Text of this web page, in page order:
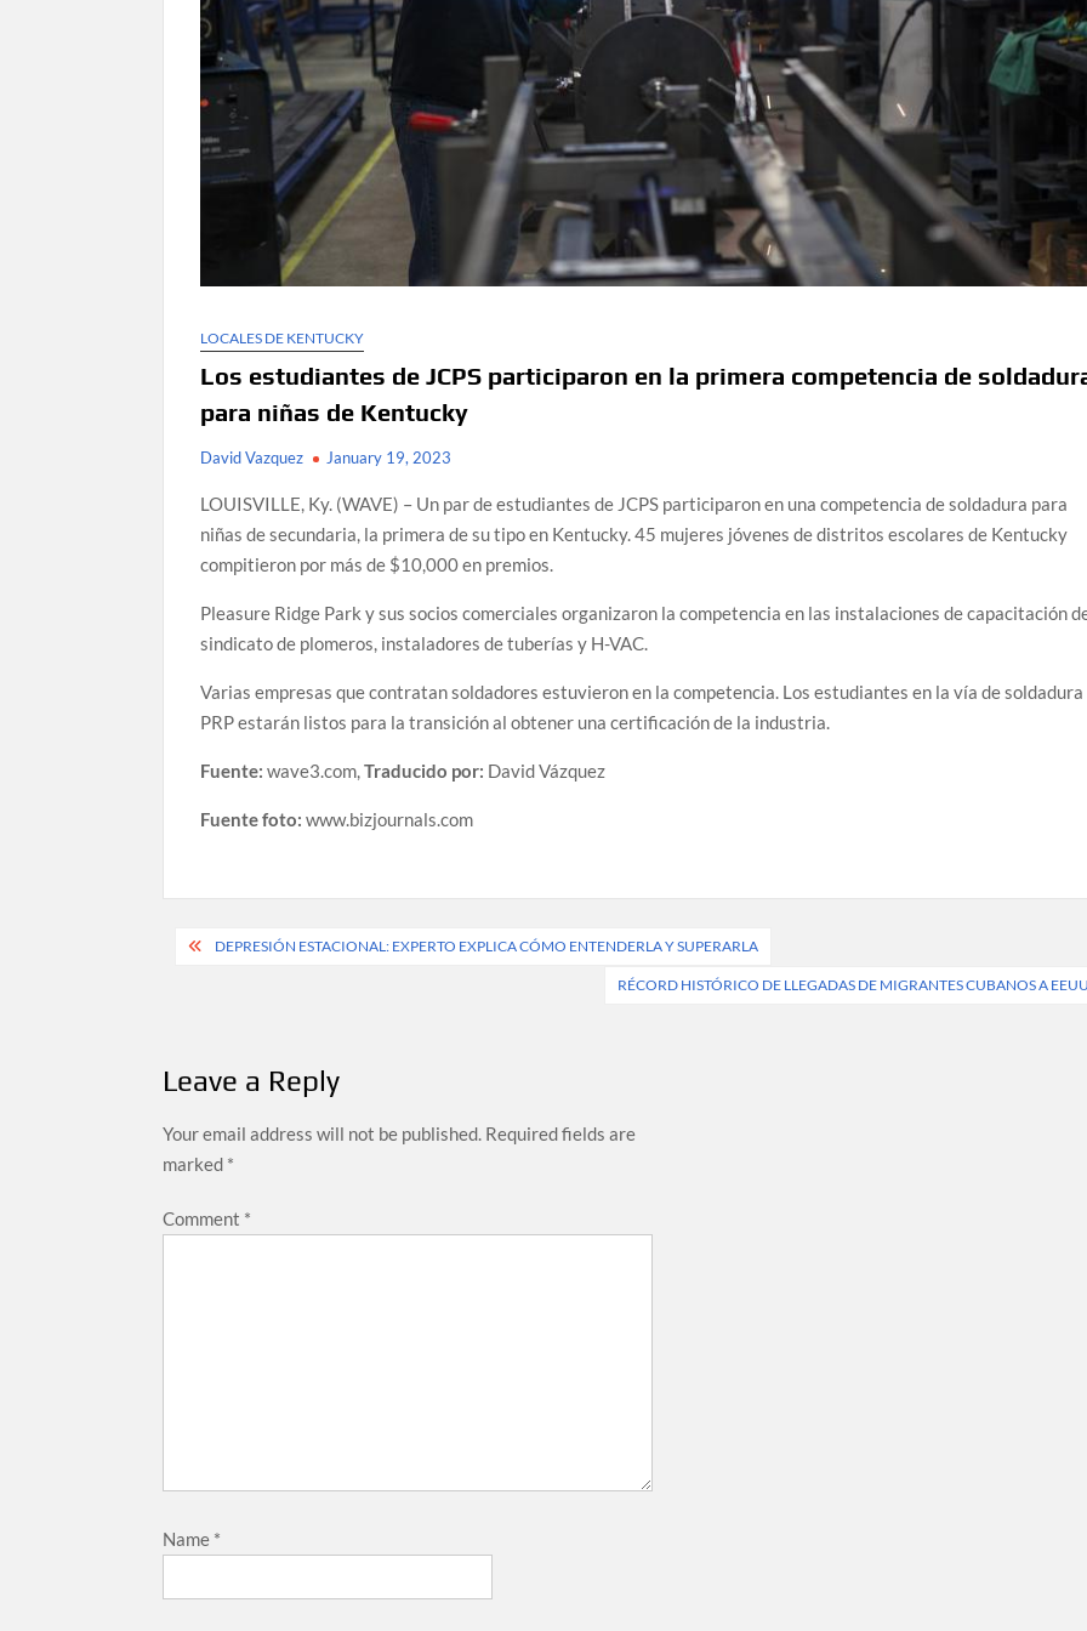
LOCALES DE KENTUCKY
Los estudiantes de JCPS participaron en la primera competencia de
para niñas de Kentucky
David Vazquez January 19, 2023
LOUISVILLE, Ky. (WAVE) – Un par de estudiantes de JCPS participaron en una competencia de soldadura para
niñas de secundaria, la primera de su tipo en Kentucky. 45 mujeres jóvenes de distritos escolares de Kentucky
compitieron por más de $10,000 en premios.
Pleasure Ridge Park y sus socios comerciales organizaron la competencia en las instalaciones de capacitación
sindicato de plomeros, instaladores de tuberías y H-VAC.
Varias empresas que contratan soldadores estuvieron en la competencia. Los estudiantes en la vía de soldadura
PRP estarán listos para la transición al obtener una certificación de la industria.
Fuente:wave3.com,Traducido por: David Vázquez
Fuente foto:www.bizjournals.com
PostDEPRESIÓN ESTACIONAL: EXPERTO EXPLICA CÓMO ENTENDERLA Y SUPERARLA
RÉCORD HISTÓRICO DE LLEGADAS DE MIGRANTES CUBANOS A
Leave a Reply
Your email address will not be published. Required fields are
marked *
Comment *
Name *